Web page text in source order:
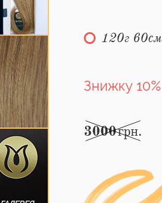
120г 60см
Знижку 10%
3000грн.